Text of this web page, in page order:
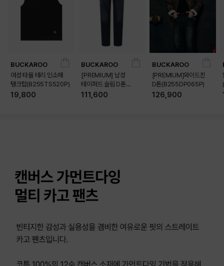
BUCKAROO
여성 타올 테리 민소매
탱크탑(B255TS520P)
19,800
BUCKAROO
[PREMIUM] 남성
테이퍼드 슬림 D톤
(B255DP160P)
111,600
BUCKAROO
[PREMIUM]와이드진
D톤(B255DP065P)
126,900